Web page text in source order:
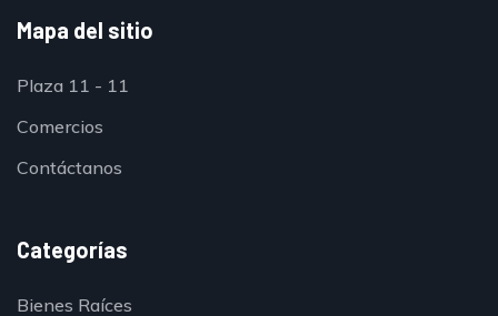
Mapa del sitio
Plaza 11 - 11
Comercios
Contáctanos
Categorías
Bienes Raíces